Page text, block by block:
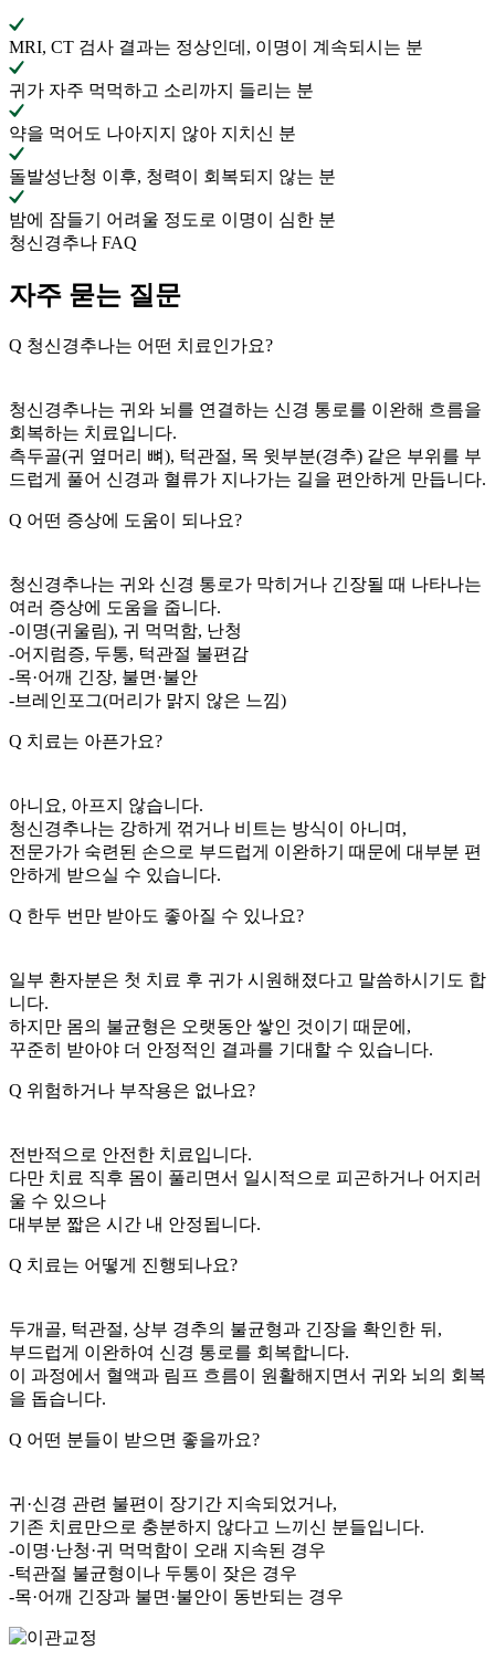
MRI, CT 검사 결과는 정상인데, 이명이 계속되시는 분
귀가 자주 먹먹하고 소리까지 들리는 분
약을 먹어도 나아지지 않아 지치신 분
돌발성난청 이후, 청력이 회복되지 않는 분
밤에 잠들기 어려울 정도로 이명이 심한 분
청신경추나 FAQ
자주 묻는 질문
Q 청신경추나는 어떤 치료인가요?
청신경추나는 귀와 뇌를 연결하는 신경 통로를 이완해 흐름을
회복하는 치료입니다.
측두골(귀 옆머리 뼈), 턱관절, 목 윗부분(경추) 같은 부위를 부
드럽게 풀어 신경과 혈류가 지나가는 길을 편안하게 만듭니다.
Q 어떤 증상에 도움이 되나요?
청신경추나는 귀와 신경 통로가 막히거나 긴장될 때 나타나는
여러 증상에 도움을 줍니다.
-이명(귀울림), 귀 먹먹함, 난청
-어지럼증, 두통, 턱관절 불편감
-목·어깨 긴장, 불면·불안
-브레인포그(머리가 맑지 않은 느낌)
Q 치료는 아픈가요?
아니요, 아프지 않습니다.
청신경추나는 강하게 꺾거나 비트는 방식이 아니며,
전문가가 숙련된 손으로 부드럽게 이완하기 때문에 대부분 편
안하게 받으실 수 있습니다.
Q 한두 번만 받아도 좋아질 수 있나요?
일부 환자분은 첫 치료 후 귀가 시원해졌다고 말씀하시기도 합
니다.
하지만 몸의 불균형은 오랫동안 쌓인 것이기 때문에,
꾸준히 받아야 더 안정적인 결과를 기대할 수 있습니다.
Q 위험하거나 부작용은 없나요?
전반적으로 안전한 치료입니다.
다만 치료 직후 몸이 풀리면서 일시적으로 피곤하거나 어지러
울 수 있으나
대부분 짧은 시간 내 안정됩니다.
Q 치료는 어떻게 진행되나요?
두개골, 턱관절, 상부 경추의 불균형과 긴장을 확인한 뒤,
부드럽게 이완하여 신경 통로를 회복합니다.
이 과정에서 혈액과 림프 흐름이 원활해지면서 귀와 뇌의 회복
을 돕습니다.
Q 어떤 분들이 받으면 좋을까요?
귀·신경 관련 불편이 장기간 지속되었거나,
기존 치료만으로 충분하지 않다고 느끼신 분들입니다.
-이명·난청·귀 먹먹함이 오래 지속된 경우
-턱관절 불균형이나 두통이 잦은 경우
-목·어깨 긴장과 불면·불안이 동반되는 경우